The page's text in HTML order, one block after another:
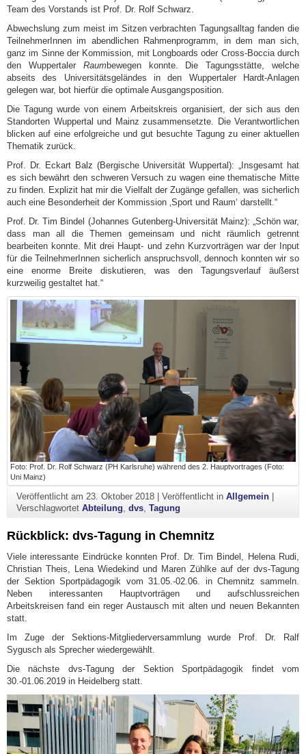
Team des Vorstands ist Prof. Dr. Rolf Schwarz.
Abwechslung zum meist im Sitzen verbrachten Tagungsalltag fanden die
TeilnehmerInnen im abendlichen Rahmenprogramm, in dem man sich,
ganz im Sinne der Kommission, mit Longboards oder Cross-Boccia durch
den Wuppertaler Raumbewegen konnte. Die Tagungsstätte, welche
abseits des Universitätsgeländes in den Wuppertaler Hardt-Anlagen
gelegen war, bot hierfür die optimale Ausgangsposition.
Die Tagung wurde von einem Arbeitskreis organisiert, der sich aus den
Standorten Wuppertal und Mainz zusammensetzte. Die Verantwortlichen
blicken auf eine erfolgreiche und gut besuchte Tagung zu einer aktuellen
Thematik zurück.
Prof. Dr. Eckart Balz (Bergische Universität Wuppertal): „Insgesamt hat
es sich bewährt den schweren Versuch zu wagen eine thematische Mitte
zu finden. Explizit hat mir die Vielfalt der Zugänge gefallen, was sicherlich
auch eine Besonderheit der Kommission ‚Sport und Raum‘ darstellt.“
Prof. Dr. Tim Bindel (Johannes Gutenberg-Universität Mainz): „Schön war,
dass man all die Themen gemeinsam und nicht räumlich getrennt
bearbeiten konnte. Mit drei Haupt- und zehn Kurzvorträgen war der Input
für die TeilnehmerInnen sicherlich anspruchsvoll, dennoch konnten wir so
eine enorme Breite diskutieren, was den Tagungsverlauf äußerst
kurzweilig gestaltet hat.“
Foto: Prof. Dr. Rolf Schwarz (PH Karlsruhe) während des 2. Hauptvortrages (Foto:
Uni Mainz)
Veröffentlicht am 23. Oktober 2018| Veröffentlicht in Allgemein|
Verschlagwortet Abteilung dvs, Tagung
Rückblick: dvs-Tagung in Chemnitz
Viele interessante Eindrücke konnten Prof. Dr. Tim Bindel, Helena Rudi,
Christian Theis, Lena Wiedekind und Maren Zühlke auf der dvs-Tagung
der Sektion Sportpädagogik vom 31.05.-02.06. in Chemnitz sammeln.
Neben interessanten Hauptvorträgen und aufschlussreichen
Arbeitskreisen fand ein reger Austausch mit alten und neuen Bekannten
statt.
Im Zuge der Sektions-Mitgliederversammlung wurde Prof. Dr. Ralf
Sygusch als Sprecher wiedergewählt.
Die nächste dvs-Tagung der Sektion Sportpädagogik findet vom
30.-01.06.2019 in Heidelberg statt.